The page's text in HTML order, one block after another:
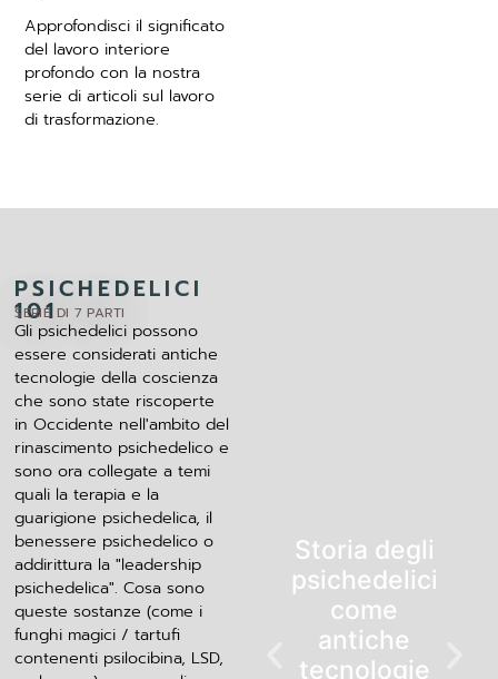
Approfondisci il significato
del lavoro interiore
profondo con la nostra
serie di articoli sul lavoro
di trasformazione.
PSICHEDELICI
101
SERIE DI 7 PARTI
Gli psichedelici possono
essere considerati antiche
tecnologie della coscienza
che sono state riscoperte
in Occidente nell'ambito del
rinascimento psichedelico e
sono ora collegate a temi
quali la terapia e la
guarigione psichedelica, il
benessere psichedelico o
addirittura la "leadership
psichedelica". Cosa sono
queste sostanze (come i
funghi magici / tartufi
contenenti psilocibina, LSD,
Storia degli
psichedelici
come
antiche
tecnologie